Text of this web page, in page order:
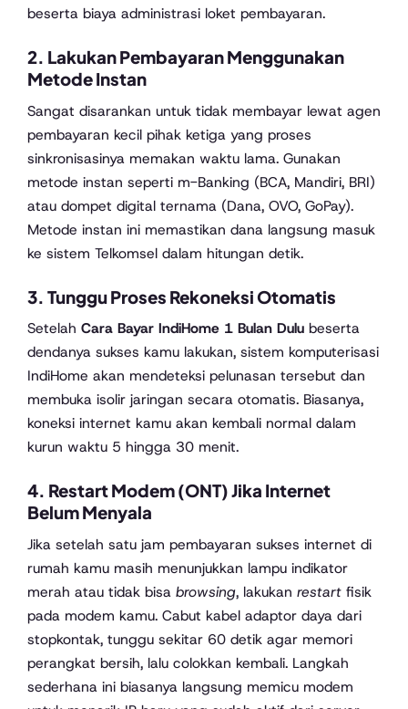
beserta biaya administrasi loket pembayaran.
2. Lakukan Pembayaran Menggunakan
Metode Instan
Sangat disarankan untuk tidak membayar lewat agen
pembayaran kecil pihak ketiga yang proses
sinkronisasinya memakan waktu lama. Gunakan
metode instan seperti m-Banking (BCA, Mandiri, BRI)
atau dompet digital ternama (Dana, OVO, GoPay).
Metode instan ini memastikan dana langsung masuk
ke sistem Telkomsel dalam hitungan detik.
3. Tunggu Proses Rekoneksi Otomatis
Setelah Cara Bayar IndiHome 1 Bulan Dulu beserta
dendanya sukses kamu lakukan, sistem komputerisasi
IndiHome akan mendeteksi pelunasan tersebut dan
membuka isolir jaringan secara otomatis. Biasanya,
koneksi internet kamu akan kembali normal dalam
kurun waktu 5 hingga 30 menit.
4. Restart Modem (ONT) Jika Internet
Belum Menyala
Jika setelah satu jam pembayaran sukses internet di
rumah kamu masih menunjukkan lampu indikator
merah atau tidak bisa browsing, lakukan restart fisik
pada modem kamu. Cabut kabel adaptor daya dari
stopkontak, tunggu sekitar 60 detik agar memori
perangkat bersih, lalu colokkan kembali. Langkah
sederhana ini biasanya langsung memicu modem